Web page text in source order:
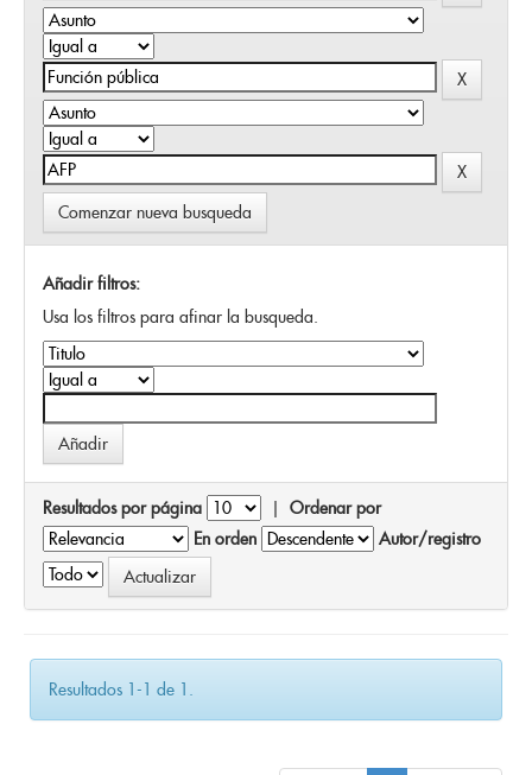
Comenzar nueva busqueda
Añadir filtros:
Usa los filtros para afinar la busqueda.
Resultados por página | Ordenar por
En orden
Autor/registro
Resultados 1-1 de 1.